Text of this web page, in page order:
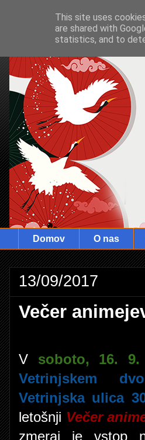
Domov O nas
13/09/2017
Večer
V soboto, 16.
Vetrinjskem
Vetrinjska ulica
letošnji Večer
zmeraj je vstop
This site uses
are shared with
statistics, and to